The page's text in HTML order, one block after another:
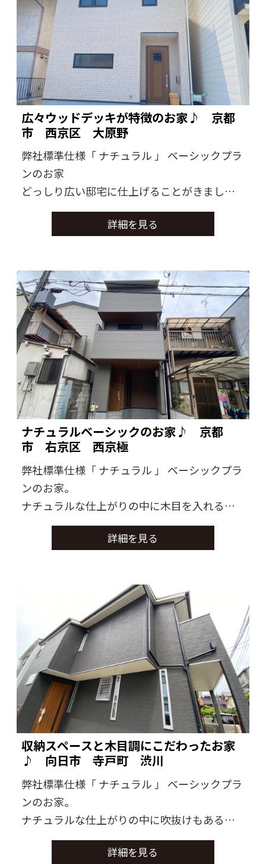
広々ウッドデッキが特徴のお家♪ 京都
市 西京区 大原野
弊社標準仕様「 ナチュラル 」 ベーシックプラ
ンのお家
どっしり広い邸宅に仕上げることがきました
広々したお家にオーナー様のこだわりを感じ
られるお家に仕上がりました。
詳細を見る
ナチュラルベーシックのお家♪ 京都
市 右京区 西京極
弊社標準仕様「 ナチュラル 」 ベーシックプラ
ンのお家。
ナチュラルな仕上がりの中に木目を入れる事
で1ランク上のオシャレな仕上がりに。
収納スペースにもこだわりがあるお家です。
詳細を見る
収納スペースと木目調にこだわったお家
♪ 向日市 寺戸町 渋川
弊社標準仕様「 ナチュラル 」 ベーシックプラ
ンのお家。
ナチュラルな仕上がりの中に吹抜けもある
広々したお家に仕上がりました。
収納スペースにもこだわりがあるお家です。
詳細を見る